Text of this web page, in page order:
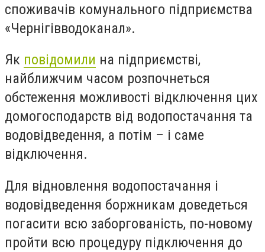
споживачів комунального підприємства
«Чернігівводоканал».
Як повідомили на підприємстві,
найближчим часом розпочнеться
обстеження можливості відключення цих
домогосподарств від водопостачання та
водовідведення, а потім – і саме
відключення.
Для відновлення водопостачання і
водовідведення боржникам доведеться
погасити всю заборгованість, по-новому
пройти всю процедуру підключення до